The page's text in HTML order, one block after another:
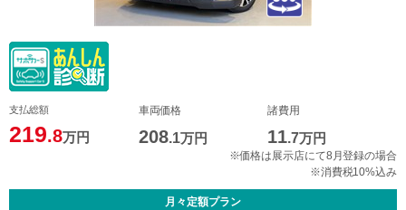
支払総額
219.8万円
車両価格
208.1万円
諸費用
11.7万円
※価格は展示店にて8月登録の場合
※消費税10%込み
月々定額プラン